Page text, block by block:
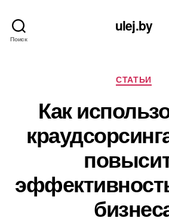
Поиск
ulej.by
Рубрики
СТАТЬИ
Как